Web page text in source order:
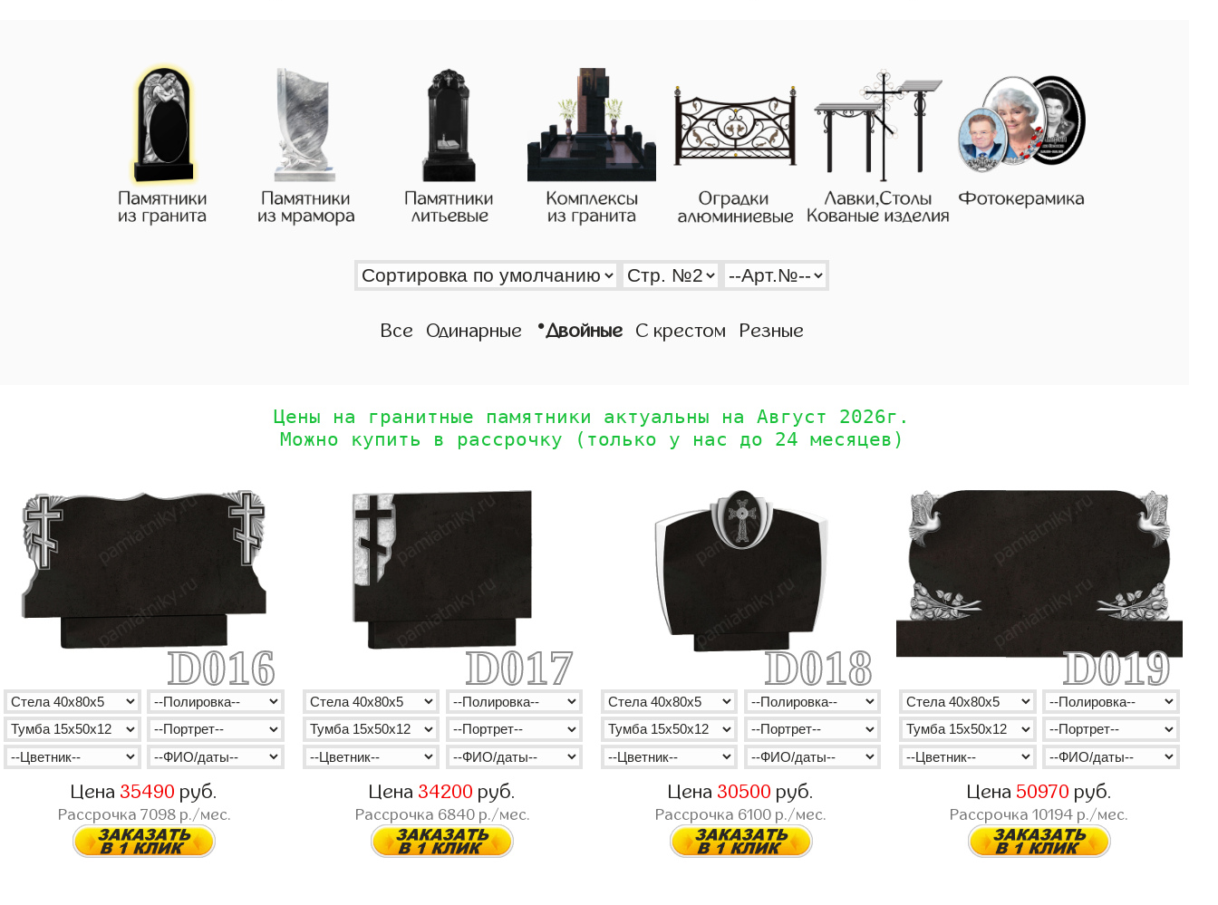
Все Одинарные •Двойные С крестом Резные
Цены на гранитные памятники актуальны на Август 2026г.
Можно купить в рассрочку (только у нас до 24 месяцев)
D016
Цена 35490 руб.
Рассрочка 7098р./мес.
D017
Цена 34200 руб.
Рассрочка 6840р./мес.
D018
Цена 30500 руб.
Рассрочка 6100 р./мес.
D019
Цена 50970 руб.
Рассрочка10194 р./мес.